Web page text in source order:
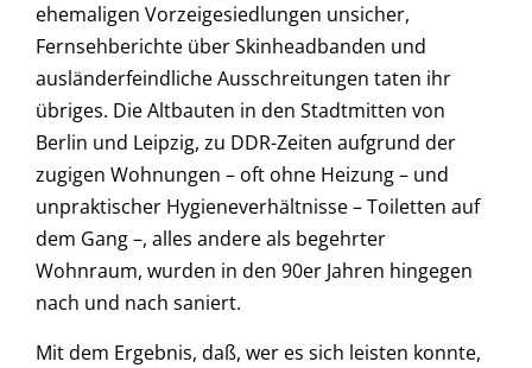
ehemaligen Vorzeigesiedlungen unsicher,
Fernsehberichte über Skinheadbanden und
ausländerfeindliche Ausschreitungen taten ihr
übriges. Die Altbauten in den Stadtmitten von
Berlin und Leipzig, zu DDR-Zeiten aufgrund der
zugigen Wohnungen – oft ohne Heizung – und
unpraktischer Hygieneverhältnisse – Toiletten auf
dem Gang –, alles andere als begehrter
Wohnraum, wurden in den 90er Jahren hingegen
nach und nach saniert.
Mit dem Ergebnis, daß, wer es sich leisten konnte,